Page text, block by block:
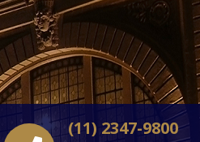
(11) 2347-9800